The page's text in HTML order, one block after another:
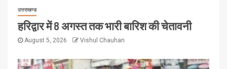
उत्तराखण्ड
हरिद्वार में 8 अगस्त तक भारी बारिश की चेतावनी
August 5, 2026 Vishul Chauhan